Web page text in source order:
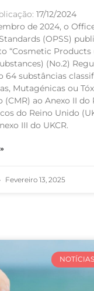
17/12/2024
de 2024, o
(OPSS)
“Cosmetic
(No.2)
64 substâncias
Mutagénicas ou
(CMR) ao Anexo II
do Reino Unido
III do UKCR.
Fevereiro 13, 2025